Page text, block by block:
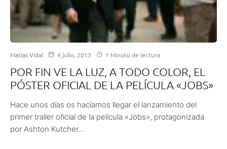
Matías Vidal 4 julio, 2013 1 Minuto de lectura
POR FIN VE LA LUZ, A TODO COLOR, EL
PÓSTER OFICIAL DE LA PELÍCULA «JOBS»
Hace unos días os hacíamos llegar el lanzamiento del
primer trailer oficial de la película «Jobs», protagonizada
por Ashton Kutcher...